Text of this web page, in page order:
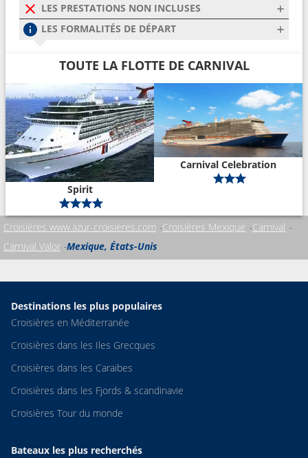
LES PRESTATIONS NON INCLUSES
LES FORMALITÉS DE DÉPART
TOUTE LA FLOTTE DE CARNIVAL
Spirit
Carnival Celebration
Croisières www.azur-croisieres.com Croisières Mexique Carnival
Carnival Valor Mexique, États-Unis
Destinations les plus populaires
Croisières en Méditerranée
Croisières dans les Iles Grecques
Croisières dans les Caraibes
Croisières dans les Fjords & scandinavie
Croisières Tour du monde
Bateaux les plus recherchés